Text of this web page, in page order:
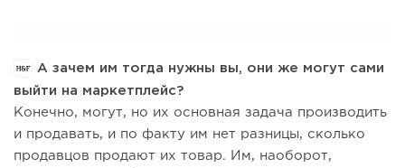
А зачем им тогда нужны вы, они же могут сами
выйти на маркетплейс?
Конечно, могут, но их основная задача производить
и продавать, и по факту им нет разницы, сколько
продавцов продают их товар. Им, наоборот,